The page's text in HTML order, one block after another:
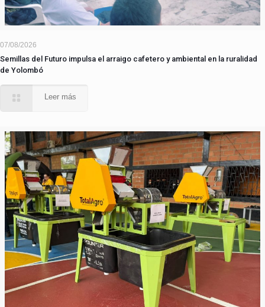
07/08/2026
Semillas del Futuro impulsa el arraigo cafetero y ambiental en la ruralidad
de Yolombó
Leer más